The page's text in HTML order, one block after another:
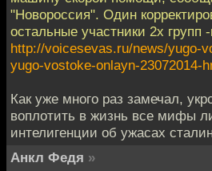
"Новороссия". Один
остальные участники 2х групп
http://voicesevas.ru/news/yugo-
yugo-vostoke-onlayn-23072014-
Как уже много раз замечал,
воплотить в жизнь все мифы
интелигенции об ужасах
Анкл Федя »